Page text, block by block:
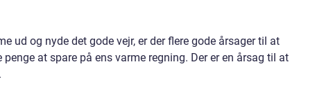
ud og nyde det gode vejr, er der flere gode årsager til at
at spare på ens varme regning. Der er en årsag til at